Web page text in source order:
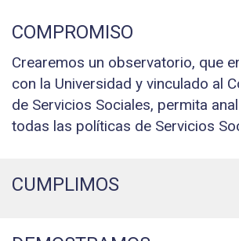
COMPROMISO
Crearemos un observatorio, que
con la Universidad y vinculado al
de Servicios Sociales, permita
todas las políticas de Servicios
CUMPLIMOS